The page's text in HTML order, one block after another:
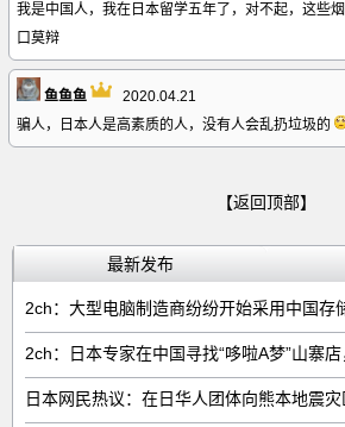
我是中国人，我在日本留学五年了，对不起，这些
口莫辩
鱼鱼鱼
2020.04.21
骗人，日本人是高素质的人，没有人会乱扔垃圾的
【返回顶部】
最新发布
2ch：日本专家在中国寻找“哆啦A梦”山寨